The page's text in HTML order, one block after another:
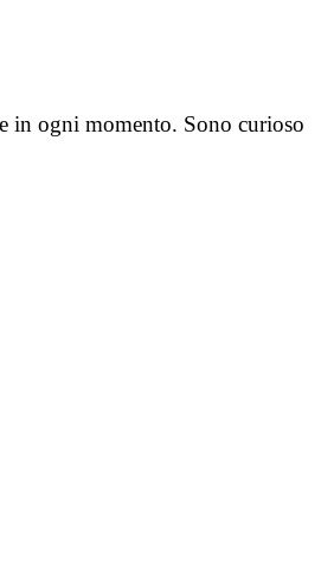
in ogni momento. Sono curioso